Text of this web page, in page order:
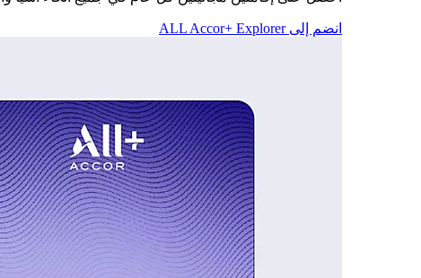
انضم إلى ALL Accor+ Explorer